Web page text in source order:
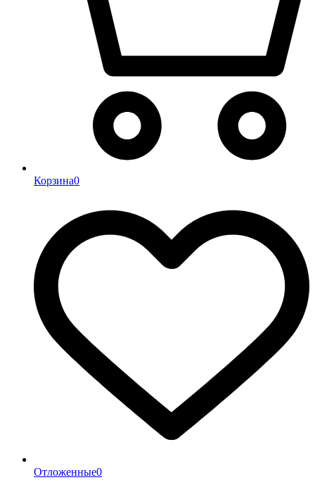
Корзина0
Отложенные0